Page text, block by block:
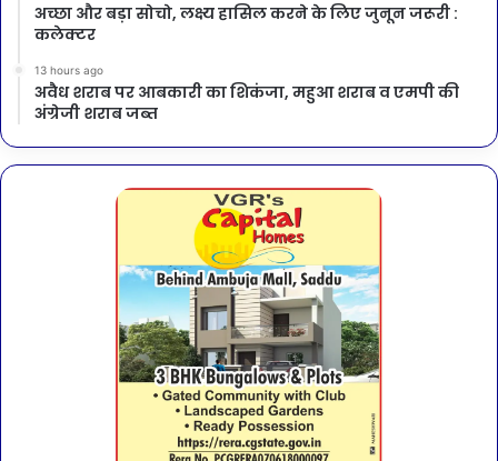
अच्छा और बड़ा सोचो, लक्ष्य हासिल करने के लिए जुनून जरूरी :
कलेक्टर
13 hours ago
अवैध शराब पर आबकारी का शिकंजा, महुआ शराब व एमपी की
अंग्रेजी शराब जब्त